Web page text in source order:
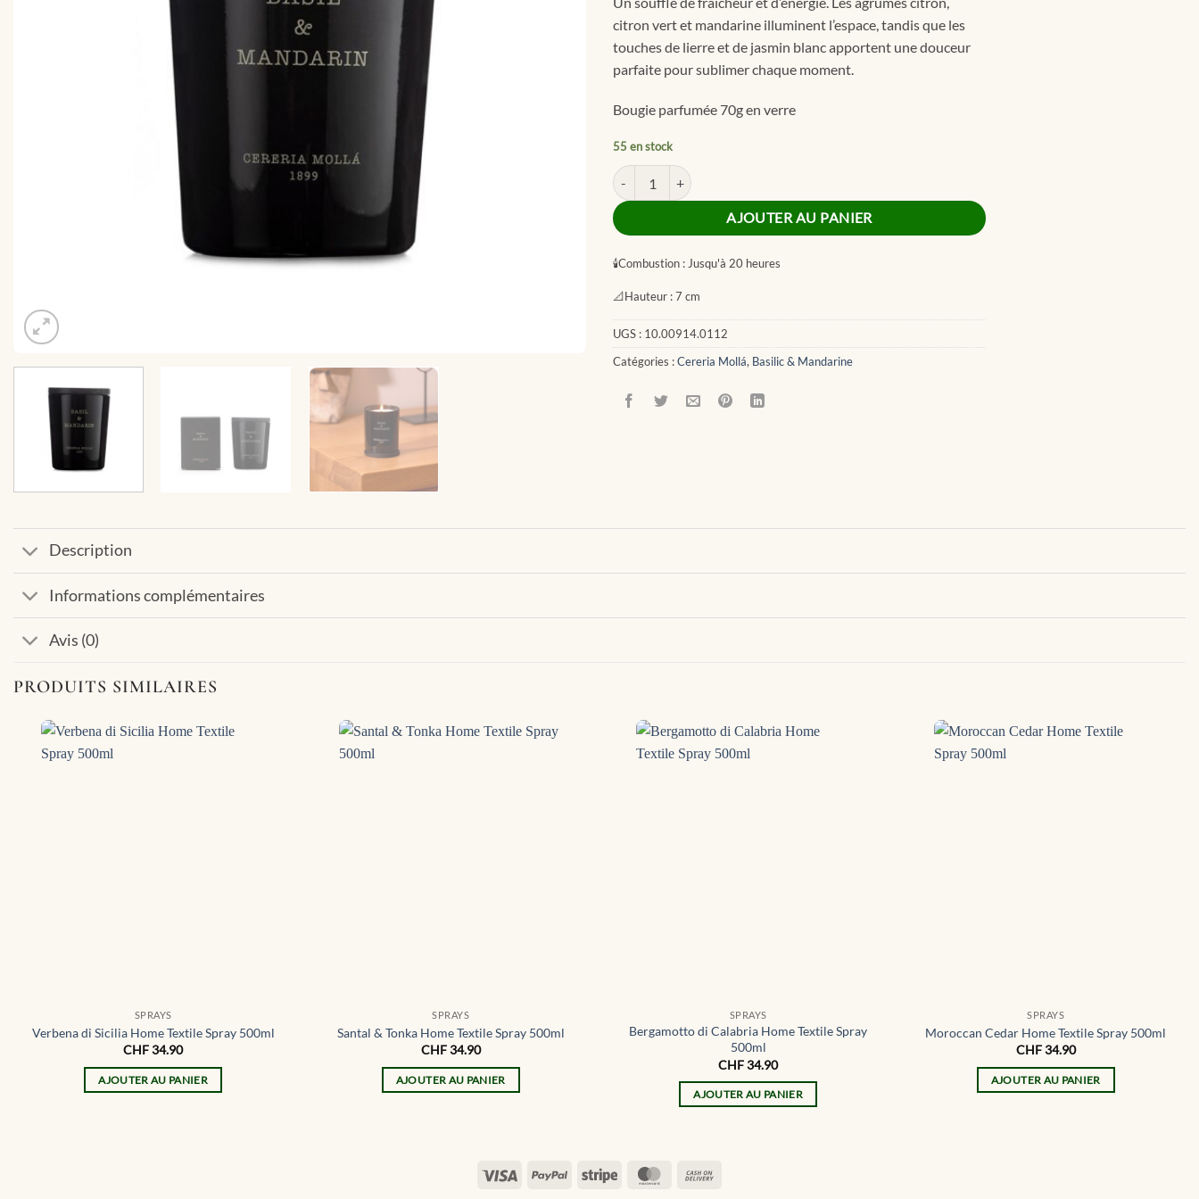
citron vert et mandarine illuminent l’espace, tandis que les
touches de lierre et de jasmin blanc apportent une douceur
parfaite pour sublimer chaque moment.
Bougie parfumée 70g en verre
55 en stock
quantité de Basil & Mandarin Premium Small Candle 70g
AJOUTER AU PANIER
🕯Combustion : Jusqu'à 20 heures
📐Hauteur :7 cm
UGS : 10.00914.0112
Catégories :Cereria Mollá, Basilic & Mandarine
Description
Informations complémentaires
Avis (0)
PRODUITS SIMILAIRES
SPRAYS
Verbena di Sicilia Home Textile Spray 500ml
CHF34.90
AJOUTER AU PANIER
SPRAYS
Santal & Tonka Home Textile Spray 500ml
CHF34.90
AJOUTER AU PANIER
SPRAYS
Bergamotto di Calabria Home Textile Spray
500ml
CHF34.90
AJOUTER AU PANIER
SPRAYS
Moroccan Cedar Home Textile Spray 500ml
CHF34.90
AJOUTER AU PANIER
Visa PayPal Stripe MasterCard